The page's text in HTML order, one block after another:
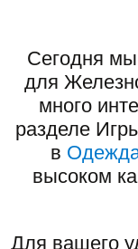
Сегодня
для
много
разделе
в
высоком
Для вашего